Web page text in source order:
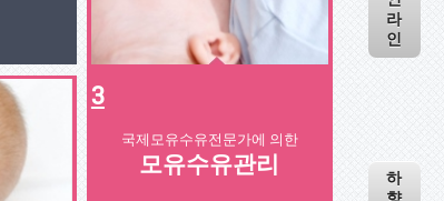
3
국제모유수유전문가에 의한
모유수유관리
라
인
하
향